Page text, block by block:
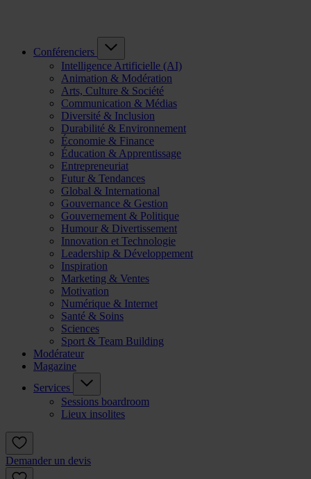
Conférenciers
Intelligence Artificielle (AI)
Animation & Modération
Arts, Culture & Société
Communication & Médias
Diversité & Inclusion
Durabilité & Environnement
Économie & Finance
Éducation & Apprentissage
Entrepreneuriat
Futur & Tendances
Global & International
Gouvernance & Gestion
Gouvernement & Politique
Humour & Divertissement
Innovation et Technologie
Leadership & Développement
Inspiration
Marketing & Ventes
Motivation
Numérique & Internet
Santé & Soins
Sciences
Sport & Team Building
Modérateur
Magazine
Services
Sessions boardroom
Lieux insolites
Demander un devis